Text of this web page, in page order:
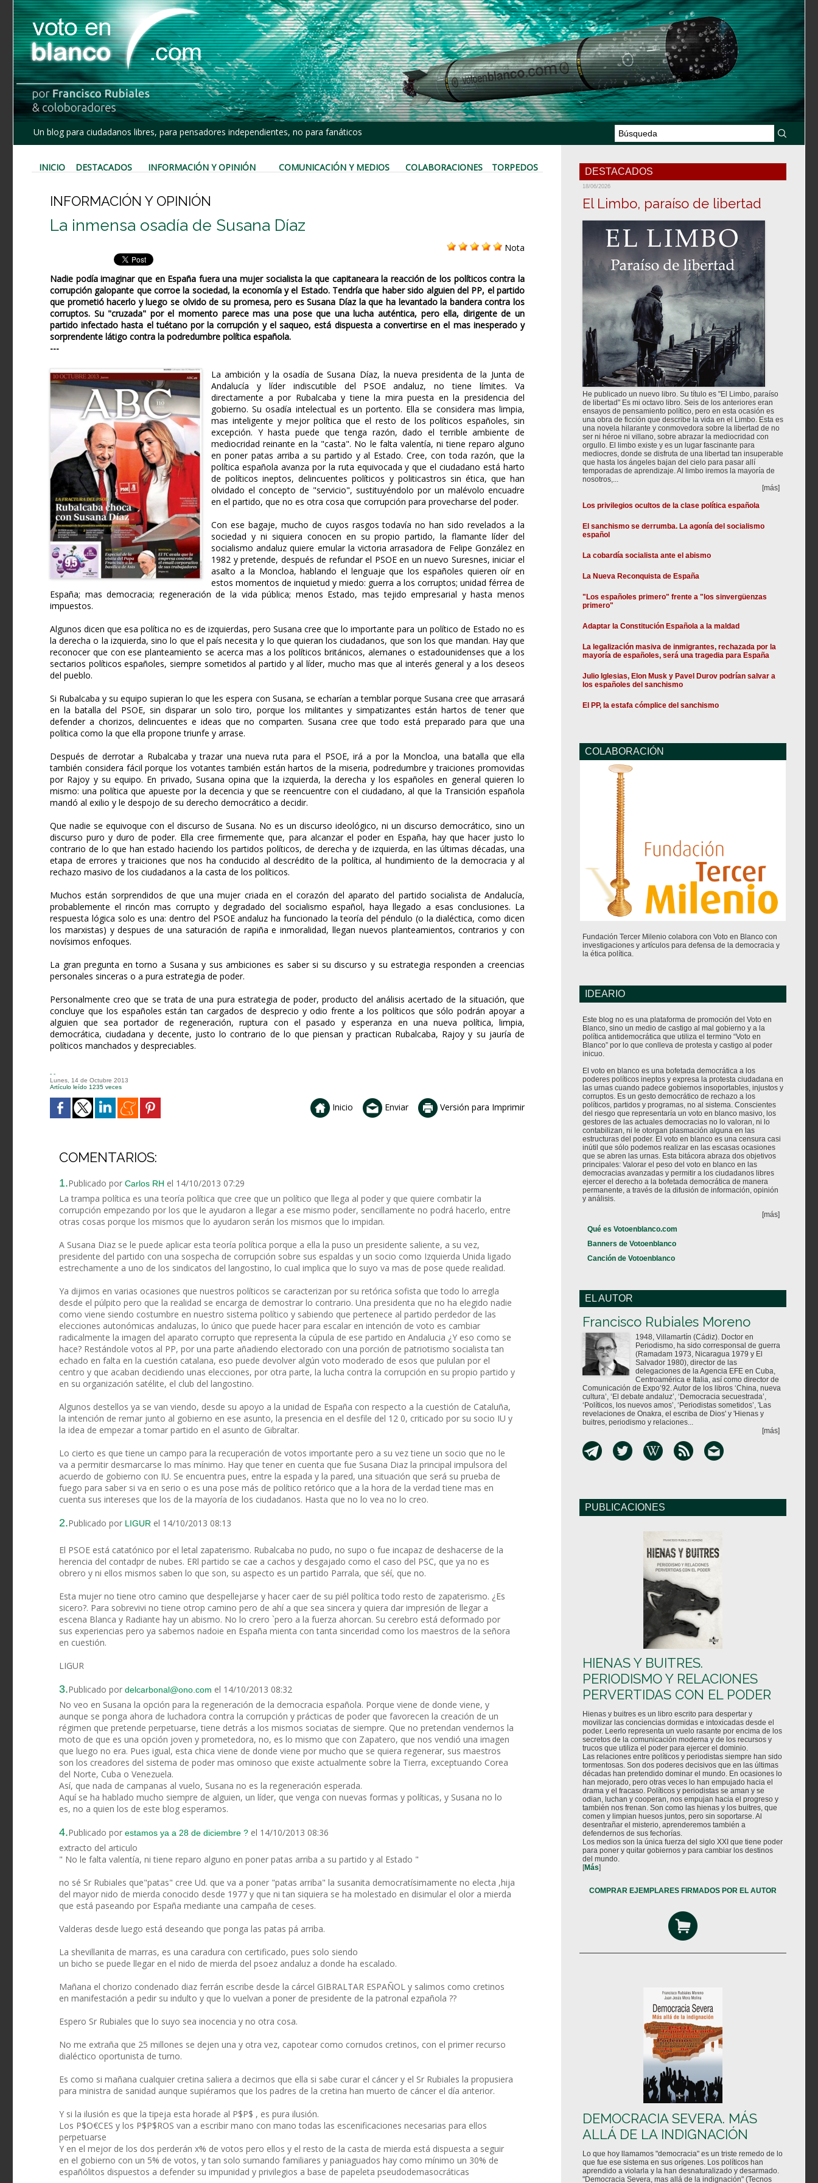
Un blog para ciudadanos libres, para pensadores independientes, no para fanáticos
INICIO DESTACADOS INFORMACIÓN Y OPINIÓN COMUNICACIÓN Y MEDIOS COLABORACIONES TORPEDOS
INFORMACIÓN Y OPINIÓN
La inmensa osadía de Susana Díaz
Nota
Nadie podía imaginar que en España fuera una mujer socialista la que capitaneara la reacción de los políticos contra la
corrupción galopante que corroe la sociedad, la economía y el Estado. Tendría que haber sido alguien del PP, el partido
que prometió hacerlo y luego se olvido de su promesa, pero es Susana Díaz la que ha levantado la bandera contra los
corruptos. Su "cruzada" por el momento parece mas una pose que una lucha auténtica, pero ella, dirigente de un
partido infectado hasta el tuétano por la corrupción y el saqueo, está dispuesta a convertirse en el mas inesperado y
sorprendente látigo contra la podredumbre política española.
---
La ambición y la osadía de Susana Díaz, la nueva presidenta de la Junta de
Andalucía y líder indiscutible del PSOE andaluz, no tiene límites. Va
directamente a por Rubalcaba y tiene la mira puesta en la presidencia del
gobierno. Su osadía intelectual es un portento. Ella se considera mas limpia,
mas inteligente y mejor política que el resto de los políticos españoles, sin
excepción. Y hasta puede que tenga razón, dado el terrible ambiente de
mediocridad reinante en la "casta". No le falta valentía, ni tiene reparo alguno
en poner patas arriba a su partido y al Estado. Cree, con toda razón, que la
política española avanza por la ruta equivocada y que el ciudadano está harto
de políticos ineptos, delincuentes políticos y politicastros sin ética, que han
olvidado el concepto de "servicio", sustituyéndolo por un malévolo encuadre
en el partido, que no es otra cosa que corrupción para provecharse del poder.
Con ese bagaje, mucho de cuyos rasgos todavía no han sido revelados a la
sociedad y ni siquiera conocen en su propio partido, la flamante líder del
socialismo andaluz quiere emular la victoria arrasadora de Felipe González en
1982 y pretende, después de refundar el PSOE en un nuevo Suresnes, iniciar el
asalto a la Moncloa, hablando el lenguaje que los españoles quieren oír en
estos momentos de inquietud y miedo: guerra a los corruptos; unidad férrea de
España; mas democracia; regeneración de la vida pública; menos Estado, mas tejido empresarial y hasta menos
impuestos.
Algunos dicen que esa política no es de izquierdas, pero Susana cree que lo importante para un político de Estado no es
la derecha o la izquierda, sino lo que el país necesita y lo que quieran los ciudadanos, que son los que mandan. Hay que
reconocer que con ese planteamiento se acerca mas a los políticos británicos, alemanes o estadounidenses que a los
sectarios políticos españoles, siempre sometidos al partido y al líder, mucho mas que al interés general y a los deseos
del pueblo.
Si Rubalcaba y su equipo supieran lo que les espera con Susana, se echarían a temblar porque Susana cree que arrasará
en la batalla del PSOE, sin disparar un solo tiro, porque los militantes y simpatizantes están hartos de tener que
defender a chorizos, delincuentes e ideas que no comparten. Susana cree que todo está preparado para que una
política como la que ella propone triunfe y arrase.
Después de derrotar a Rubalcaba y trazar una nueva ruta para el PSOE, irá a por la Moncloa, una batalla que ella
también considera fácil porque los votantes también están hartos de la miseria, podredumbre y traiciones promovidas
por Rajoy y su equipo. En privado, Susana opina que la izquierda, la derecha y los españoles en general quieren lo
mismo: una política que apueste por la decencia y que se reencuentre con el ciudadano, al que la Transición española
mandó al exilio y le despojo de su derecho democrático a decidir.
Que nadie se equivoque con el discurso de Susana. No es un discurso ideológico, ni un discurso democrático, sino un
discurso puro y duro de poder. Ella cree firmemente que, para alcanzar el poder en España, hay que hacer justo lo
contrario de lo que han estado haciendo los partidos políticos, de derecha y de izquierda, en las últimas décadas, una
etapa de errores y traiciones que nos ha conducido al descrédito de la política, al hundimiento de la democracia y al
rechazo masivo de los ciudadanos a la casta de los políticos.
Muchos están sorprendidos de que una mujer criada en el corazón del aparato del partido socialista de Andalucía,
probablemente el rincón mas corrupto y degradado del socialismo español, haya llegado a esas conclusiones. La
respuesta lógica solo es una: dentro del PSOE andaluz ha funcionado la teoría del péndulo (o la dialéctica, como dicen
los marxistas) y despues de una saturación de rapiña e inmoralidad, llegan nuevos planteamientos, contrarios y con
novísimos enfoques.
La gran pregunta en torno a Susana y sus ambiciones es saber si su discurso y su estrategia responden a creencias
personales sinceras o a pura estrategia de poder.
Personalmente creo que se trata de una pura estrategia de poder, producto del análisis acertado de la situación, que
concluye que los españoles están tan cargados de desprecio y odio frente a los políticos que sólo podrán apoyar a
alguien que sea portador de regeneración, ruptura con el pasado y esperanza en una nueva política, limpia,
democrática, ciudadana y decente, justo lo contrario de lo que piensan y practican Rubalcaba, Rajoy y su jauría de
políticos manchados y despreciables.
- -
Lunes, 14 de Octubre 2013
Artículo leído 1235 veces
Inicio Enviar Versión para Imprimir
COMENTARIOS:
1.Publicado por Carlos RH el 14/10/2013 07:29
La trampa política es una teoría política que cree que un político que llega al poder y que quiere combatir la
corrupción empezando por los que le ayudaron a llegar a ese mismo poder, sencillamente no podrá hacerlo, entre
otras cosas porque los mismos que lo ayudaron serán los mismos que lo impidan.
A Susana Diaz se le puede aplicar esta teoría política porque a ella la puso un presidente saliente, a su vez,
presidente del partido con una sospecha de corrupción sobre sus espaldas y un socio como Izquierda Unida ligado
estrechamente a uno de los sindicatos del langostino, lo cual implica que lo suyo va mas de pose quede realidad.
Ya dijimos en varias ocasiones que nuestros políticos se caracterizan por su retórica sofista que todo lo arregla
desde el púlpito pero que la realidad se encarga de demostrar lo contrario. Una presidenta que no ha elegido nadie
como viene siendo costumbre en nuestro sistema político y sabiendo que pertenece al partido perdedor de las
elecciones autonómicas andaluzas, lo único que puede hacer para escalar en intención de voto es cambiar
radicalmente la imagen del aparato corrupto que representa la cúpula de ese partido en Andalucia ¿Y eso como se
hace? Restándole votos al PP, por una parte añadiendo electorado con una porción de patriotismo socialista tan
echado en falta en la cuestión catalana, eso puede devolver algún voto moderado de esos que pululan por el
centro y que acaban decidiendo unas elecciones, por otra parte, la lucha contra la corrupción en su propio partido y
en su organización satélite, el club del langostino.
Algunos destellos ya se van viendo, desde su apoyo a la unidad de España con respecto a la cuestión de Cataluña,
la intención de remar junto al gobierno en ese asunto, la presencia en el desfile del 12 0, criticado por su socio IU y
la idea de empezar a tomar partido en el asunto de Gibraltar.
Lo cierto es que tiene un campo para la recuperación de votos importante pero a su vez tiene un socio que no le
va a permitir desmarcarse lo mas mínimo. Hay que tener en cuenta que fue Susana Diaz la principal impulsora del
acuerdo de gobierno con IU. Se encuentra pues, entre la espada y la pared, una situación que será su prueba de
fuego para saber si va en serio o es una pose más de político retórico que a la hora de la verdad tiene mas en
cuenta sus intereses que los de la mayoría de los ciudadanos. Hasta que no lo vea no lo creo.
2.Publicado por LIGUR el 14/10/2013 08:13
El PSOE está catatónico por el letal zapaterismo. Rubalcaba no pudo, no supo o fue incapaz de deshacerse de la
herencia del contadpr de nubes. ERl partido se cae a cachos y desgajado como el caso del PSC, que ya no es
obrero y ni ellos mismos saben lo que son, su aspecto es un partido Parrala, que séí, que no.
Esta mujer no tiene otro camino que despellejarse y hacer caer de su piél política todo resto de zapaterismo. ¿Es
sicero?. Para sobrevivi no tiene otrop camino pero de ahí a que sea sincera y quiera dar impresión de llegar a
escena Blanca y Radiante hay un abismo. No lo crero `pero a la fuerza ahorcan. Su cerebro está deformado por
sus experiencias pero ya sabemos nadoie en España mienta con tanta sinceridad como los maestros de la señora
en cuestión.
LIGUR
3.Publicado por delcarbonal@ono.com el 14/10/2013 08:32
No veo en Susana la opción para la regeneración de la democracia española. Porque viene de donde viene, y
aunque se ponga ahora de luchadora contra la corrupción y prácticas de poder que favorecen la creación de un
régimen que pretende perpetuarse, tiene detrás a los mismos sociatas de siempre. Que no pretendan vendernos la
moto de que es una opción joven y prometedora, no, es lo mismo que con Zapatero, que nos vendió una imagen
que luego no era. Pues igual, esta chica viene de donde viene por mucho que se quiera regenerar, sus maestros
son los creadores del sistema de poder mas ominoso que existe actualmente sobre la Tierra, exceptuando Corea
del Norte, Cuba o Venezuela.
Así, que nada de campanas al vuelo, Susana no es la regeneración esperada.
Aquí se ha hablado mucho siempre de alguien, un líder, que venga con nuevas formas y políticas, y Susana no lo
es, no a quien los de este blog esperamos.
4.Publicado por estamos ya a 28 de diciembre ? el 14/10/2013 08:36
extracto del articulo
" No le falta valentía, ni tiene reparo alguno en poner patas arriba a su partido y al Estado "
no sé Sr Rubiales que"patas" cree Ud. que va a poner "patas arriba" la susanita democratísimamente no electa ,hija
del mayor nido de mierda conocido desde 1977 y que ni tan siquiera se ha molestado en disimular el olor a mierda
que está paseando por España mediante una campaña de ceses.
Valderas desde luego está deseando que ponga las patas pá arriba.
La shevillanita de marras, es una caradura con certificado, pues solo siendo
un bicho se puede llegar en el nido de mierda del psoez andaluz a donde ha escalado.
Mañana el chorizo condenado diaz ferrán escribe desde la cárcel GIBRALTAR ESPAÑOL y salimos como cretinos
en manifestación a pedir su indulto y que lo vuelvan a poner de presidente de la patronal ezpañola ??
Espero Sr Rubiales que lo suyo sea inocencia y no otra cosa.
No me extraña que 25 millones se dejen una y otra vez, capotear como cornudos cretinos, con el primer recurso
dialéctico oportunista de turno.
Es como si mañana cualquier cretina saliera a decirnos que ella si sabe curar el cáncer y el Sr Rubiales la propusiera
para ministra de sanidad aunque supiéramos que los padres de la cretina han muerto de cáncer el día anterior.
Y si la ilusión es que la tipeja esta horade al P$P$ , es pura ilusión.
Los P$O€CES y los P$P$ROS van a escribir mano con mano todas las escenificaciones necesarias para ellos
perpetuarse
Y en el mejor de los dos perderán x% de votos pero ellos y el resto de la casta de mierda está dispuesta a seguir
en el gobierno con un 5% de votos, y tan solo sumando familiares y paniaguados hay como mínimo un 30% de
españólitos dispuestos a defender su impunidad y privilegios a base de papeleta pseudodemasocráticas
DESTACADOS
18/06/2026
El Limbo, paraíso de libertad
He publicado un nuevo libro. Su título es "El Limbo, paraíso
de libertad" Es mi octavo libro. Seis de los anteriores eran
ensayos de pensamiento político, pero en esta ocasión es
una obra de ficción que describe la vida en el Limbo. Esta es
una novela hilarante y conmovedora sobre la libertad de no
ser ni héroe ni villano, sobre abrazar la mediocridad con
orgullo. El limbo existe y es un lugar fascinante para
mediocres, donde se disfruta de una libertad tan insuperable
que hasta los ángeles bajan del cielo para pasar allí
temporadas de aprendizaje. Al limbo iremos la mayoría de
nosotros,...
[más]
Los privilegios ocultos de la clase política española
El sanchismo se derrumba. La agonía del socialismo
español
La cobardía socialista ante el abismo
La Nueva Reconquista de España
"Los españoles primero" frente a "los sinvergüenzas
primero"
Adaptar la Constitución Española a la maldad
La legalización masiva de inmigrantes, rechazada por la
mayoría de españoles, será una tragedia para España
Julio Iglesias, Elon Musk y Pavel Durov podrían salvar a
los españoles del sanchismo
El PP, la estafa cómplice del sanchismo
COLABORACIÓN
Fundación Tercer Milenio colabora con Voto en Blanco con
investigaciones y artículos para defensa de la democracia y
la ética política.
IDEARIO
Este blog no es una plataforma de promoción del Voto en
Blanco, sino un medio de castigo al mal gobierno y a la
política antidemocrática que utiliza el termino “Voto en
Blanco” por lo que conlleva de protesta y castigo al poder
inicuo.
El voto en blanco es una bofetada democrática a los
poderes políticos ineptos y expresa la protesta ciudadana en
las urnas cuando padece gobiernos insoportables, injustos y
corruptos. Es un gesto democrático de rechazo a los
políticos, partidos y programas, no al sistema. Conscientes
del riesgo que representaría un voto en blanco masivo, los
gestores de las actuales democracias no lo valoran, ni lo
contabilizan, ni le otorgan plasmación alguna en las
estructuras del poder. El voto en blanco es una censura casi
inútil que sólo podemos realizar en las escasas ocasiones
que se abren las urnas. Esta bitácora abraza dos objetivos
principales: Valorar el peso del voto en blanco en las
democracias avanzadas y permitir a los ciudadanos libres
ejercer el derecho a la bofetada democrática de manera
permanente, a través de la difusión de información, opinión
y análisis.
[más]
Qué es Votoenblanco.com
Banners de Votoenblanco
Canción de Votoenblanco
EL AUTOR
Francisco Rubiales Moreno
1948, Villamartín (Cádiz). Doctor en
Periodismo, ha sido corresponsal de guerra
(Ramadam 1973, Nicaragua 1979 y El
Salvador 1980), director de las
delegaciones de la Agencia EFE en Cuba,
Centroamérica e Italia, así como director de
Comunicación de Expo’92. Autor de los libros ‘China, nueva
cultura’, ‘El debate andaluz’, ‘Democracia secuestrada’,
‘Políticos, los nuevos amos’, ‘Periodistas sometidos’, 'Las
revelaciones de Onakra, el escriba de Dios' y 'Hienas y
buitres, periodismo y relaciones...
[más]
PUBLICACIONES
HIENAS Y BUITRES.
PERIODISMO Y RELACIONES
PERVERTIDAS CON EL PODER
Hienas y buitres es un libro escrito para despertar y
movilizar las conciencias dormidas e intoxicadas desde el
poder. Leerlo representa un vuelo rasante por encima de los
secretos de la comunicación moderna y de los recursos y
trucos que utiliza el poder para ejercer el dominio.
Las relaciones entre políticos y periodistas siempre han sido
tormentosas. Son dos poderes decisivos que en las últimas
décadas han pretendido dominar el mundo. En ocasiones lo
han mejorado, pero otras veces lo han empujado hacia el
drama y el fracaso. Políticos y periodistas se aman y se
odian, luchan y cooperan, nos empujan hacia el progreso y
también nos frenan. Son como las hienas y los buitres, que
comen y limpian huesos juntos, pero sin soportarse. Al
desentrañar el misterio, aprenderemos también a
defendernos de sus fechorías.
Los medios son la única fuerza del siglo XXI que tiene poder
para poner y quitar gobiernos y para cambiar los destinos
del mundo.
[Más]
COMPRAR EJEMPLARES FIRMADOS POR EL AUTOR
DEMOCRACIA SEVERA. MÁS
ALLÁ DE LA INDIGNACIÓN
Lo que hoy llamamos "democracia" es un triste remedo de lo
que fue ese sistema en sus orígenes. Los políticos han
aprendido a violarla y la han desnaturalizado y desarmado.
"Democracia Severa, mas allá de la indignación" (Tecnos